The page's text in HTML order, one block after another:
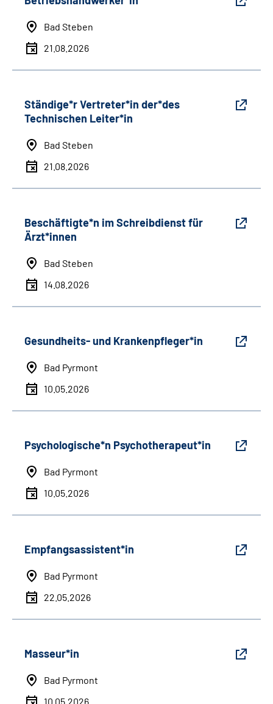
Bad Steben
21.08.2026
Ständige*r Vertreter*in der*des
Technischen Leiter*in
Bad Steben
21.08.2026
Beschäftigte*n im Schreibdienst für
Ärzt*innen
Bad Steben
14.08.2026
Gesundheits- und Krankenpfleger*in
Bad Pyrmont
10.05.2026
Psychologische*n Psychotherapeut*in
Bad Pyrmont
10.05.2026
Empfangsassistent*in
Bad Pyrmont
22.05.2026
Masseur*in
Bad Pyrmont
10.05.2026